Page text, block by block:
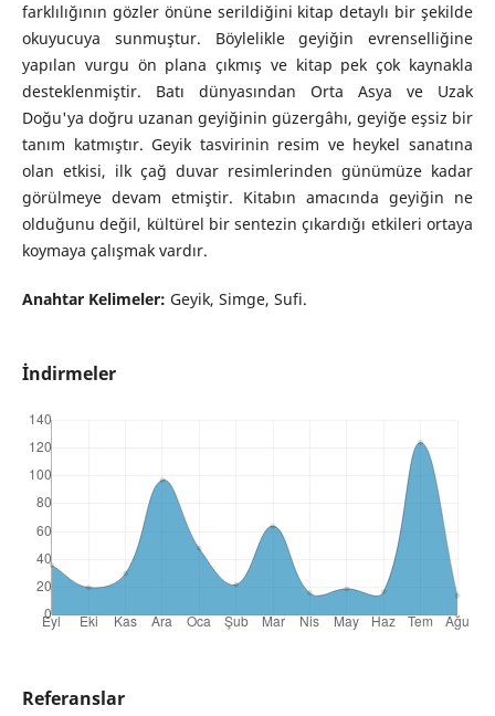
farklılığının gözler önüne serildiğini kitap detaylı bir şekilde
okuyucuya sunmuştur. Böylelikle geyiğin evrenselliğine
yapılan vurgu ön plana çıkmış ve kitap pek çok kaynakla
desteklenmiştir. Batı dünyasından Orta Asya ve Uzak
Doğu'ya doğru uzanan geyiğinin güzergâhı, geyiğe eşsiz bir
tanım katmıştır. Geyik tasvirinin resim ve heykel sanatına
olan etkisi, ilk çağ duvar resimlerinden günümüze kadar
görülmeye devam etmiştir. Kitabın amacında geyiğin ne
olduğunu değil, kültürel bir sentezin çıkardığı etkileri ortaya
koymaya çalışmak vardır.
Anahtar Kelimeler: Geyik, Simge, Sufi.
İndirmeler
Referanslar